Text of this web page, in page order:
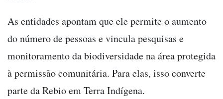
As entidades apontam que ele permite o aumento
do número de pessoas e vincula pesquisas e
monitoramento da biodiversidade na área protegida
à permissão comunitária. Para elas, isso converte
parte da Rebio em Terra Indígena.